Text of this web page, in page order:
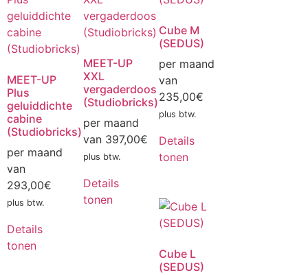
MEET-UP
Plus
geluiddichte
cabine
(Studiobricks)
per maand
van
293,00€
plus btw.
Details
tonen
MEET-UP
XXL
vergaderdoos
(Studiobricks)
per maand
van 397,00€
plus btw.
Details
tonen
Cube M
(SEDUS)
per maand
van
235,00€
plus btw.
Details
tonen
Cube L
(SEDUS)